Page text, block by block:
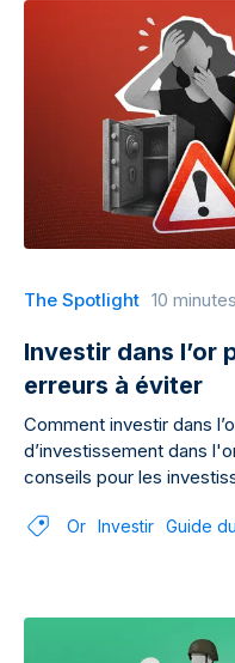
The Spotlight 10
Investir dans l’or
erreurs à éviter
Comment investir dans
d’investissement dans
conseils pour les
Or Investir Guide